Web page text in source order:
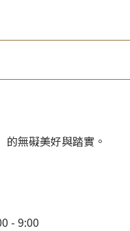
無礙美好與踏實。
- 9:00